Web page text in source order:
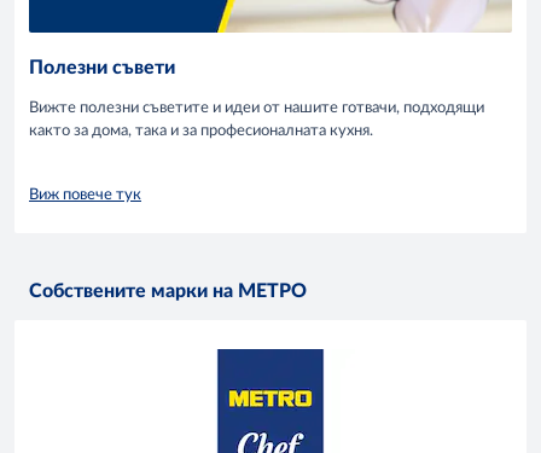
Полезни съвети
Вижте полезни съветите и идеи от нашите готвачи, подходящи
както за дома, така и за професионалната кухня.
Виж повече тук
Собствените марки на МЕТРО